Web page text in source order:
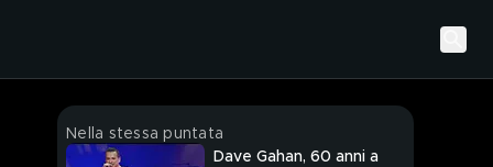
Nella stessa puntata
Dave Gahan, 60 anni a